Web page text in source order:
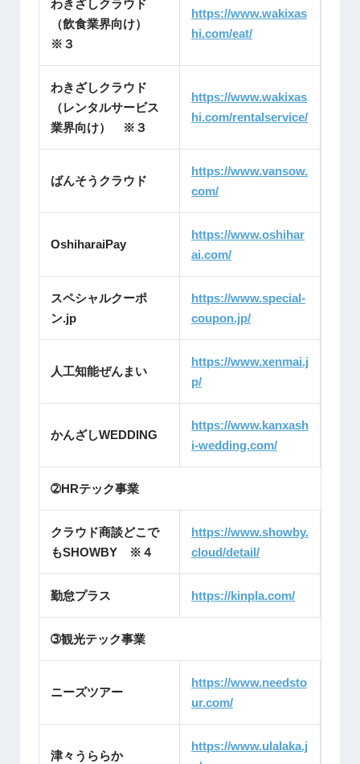
わきざしクラウド
（飲食業界向け）
※３
https://www.wakixas
hi.com/eat/
わきざしクラウド
（レンタルサービス
業界向け） ※３
https://www.wakixas
hi.com/rentalservice/
ばんそうクラウド
https://www.vansow.
com/
OshiharaiPay
https://www.oshihar
ai.com/
スペシャルクーポ
ン.jp
https://www.special-
coupon.jp/
人工知能ぜんまい
https://www.xenmai.j
p/
かんざしWEDDING
https://www.kanxash
i-wedding.com/
➁HRテック事業
クラウド商談どこで
もSHOWBY ※４
https://www.showby.
cloud/detail/
勤怠プラス https://kinpla.com/
➂観光テック事業
ニーズツアー
https://www.needsto
ur.com/
津々うららか
https://www.ulalaka.j